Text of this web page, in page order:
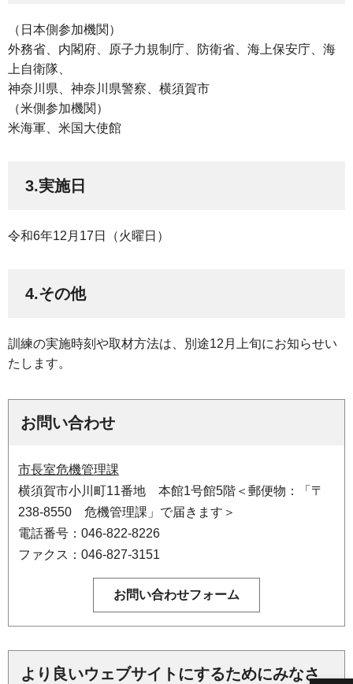
（日本側参加機関）
外務省、内閣府、原子力規制庁、防衛省、海上保安庁、海
上自衛隊、
神奈川県、神奈川県警察、横須賀市
（米側参加機関）
米海軍、米国大使館
3.実施日
令和6年12月17日（火曜日）
4.その他
訓練の実施時刻や取材方法は、別途12月上旬にお知らせい
たします。
お問い合わせ
市長室危機管理課
横須賀市小川町11番地 本館1号館5階＜郵便物：「〒
238-8550 危機管理課」で届きます＞
電話番号：046-822-8226
ファクス：046-827-3151
より良いウェブサイトにするためにみなさ